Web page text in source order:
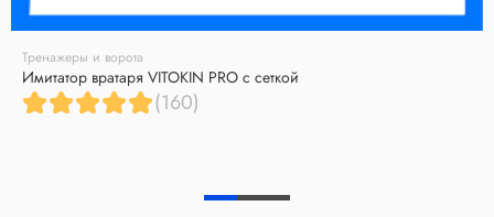
Тренажеры и ворота
Имитатор вратаря VITOKIN PRO с сеткой
(160)